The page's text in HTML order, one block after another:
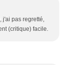
j'ai pas regretté,
(critique) facile.